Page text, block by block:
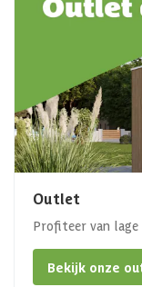
Outlet
Profiteer van
Bekijk onze